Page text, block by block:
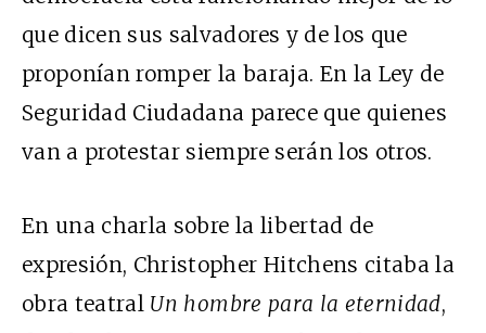
que dicen sus salvadores y de los que
proponían romper la baraja. En la Ley de
Seguridad Ciudadana parece que quienes
van a protestar siempre serán los otros.
En una charla sobre la libertad de
expresión, Christopher Hitchens citaba la
obra teatral Un hombre para la eternidad,